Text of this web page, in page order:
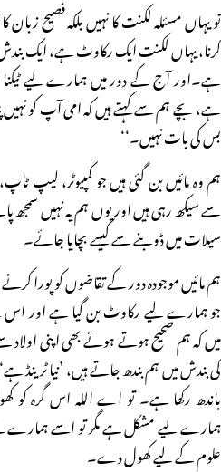
تو یہاں مسئلہ لکنت کا نہیں بلکہ فصیح زبان
کرنا، یہاں لکنت ایک رکاوٹ ہے، ایک
ہے۔اور آج کے دور میں ہمارے لیے ٹیکنا
ہے، بچے ہم سے کہتے ہیں کہ امی آپ کو
بس کی بات نہیں۔‘‘
ہم وہ مائیں بن گئی ہیں جو کمپیوٹر، لیپ
سیلات میں ڈوبنے سے کیسے بچایا جائے۔
ہم مائیں موجودہ دور کے تقاضوں کو پورا
جو ہمارے لیے رکاوٹ بن گیا ہے اور
میں کہ ہم صحیح ہوتے ہوئے بھی اپنی
کی بندش میں ہم بندھ جاتے ہیں، ’نیا ٹرینڈ
باندھ رکھا ہے۔ تو اے اللہ اس گرہ
ہمارے لیے مشکل ہے مگر تو اسے ہمارے
علوم کے لیے کھول دے۔